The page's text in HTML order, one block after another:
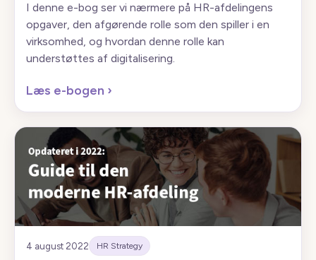
I denne e-bog ser vi nærmere på HR-afdelingens
opgaver, den afgørende rolle som den spiller i en
virksomhed, og hvordan denne rolle kan
understøttes af digitalisering.
Læs e-bogen ›
4 august 2022 HR Strategy